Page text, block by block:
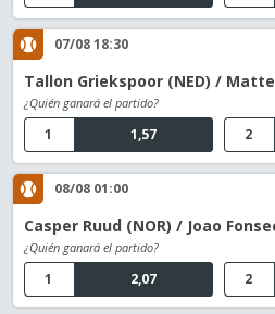
07/08 18:30
Tallon Griekspoor (NED) /
¿Quién ganará el partido?
1,57
1 2
08/08 01:00
Casper Ruud (NOR) / Joao
¿Quién ganará el partido?
2,07
1 2